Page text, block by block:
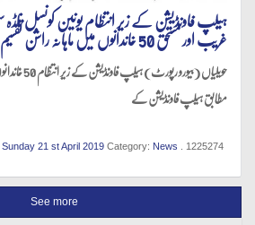
ہیلپ فاونڈیشن کے زیر انتظام یونین کونسل
غریب اور مستحق 50 خاندانوں میں ماہانہ راشن تقسیم
حویلیاں
مطابق ہیلپ فاونڈیشن کے
Sunday 21 st April 2019 Category: News . 1225274
See more